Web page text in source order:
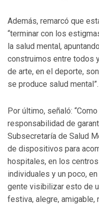
Además, remarcó que
“terminar con los
la salud mental,
construimos entre todos
de arte, en el deporte,
se produce salud mental”.
Por último, señaló:
responsabilidad de
Subsecretaría de Salud
de dispositivos para
hospitales, en los
individuales y un poco,
gente visibilizar esto de
festiva, alegre, amigable,